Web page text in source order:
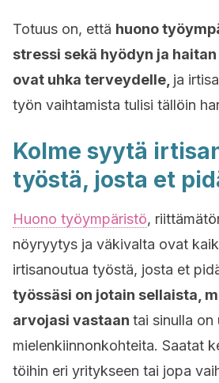
Totuus on, että huono
stressi sekä hyödyn ja
ovat uhka terveydelle, ja
työn vaihtamista tulisi tällöin
Kolme syytä
työstä, josta et
Huono työympäristö,
nöyryytys ja väkivalta ovat
irtisanoutua työstä, josta et
työssäsi on jotain sellaista,
arvojasi vastaan tai sinulla on
mielenkiinnonkohteita. Saatat
töihin eri yritykseen tai jopa